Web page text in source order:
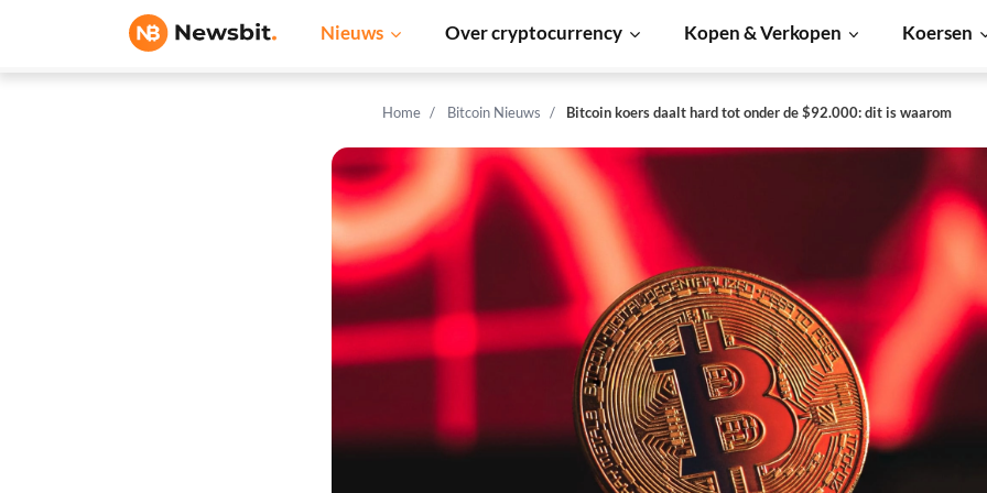
Nieuws Over cryptocurrency Kopen & Verkopen Koersen
Home Bitcoin Nieuws Bitcoin koers daalt hard tot onder de $92.000: dit is waarom